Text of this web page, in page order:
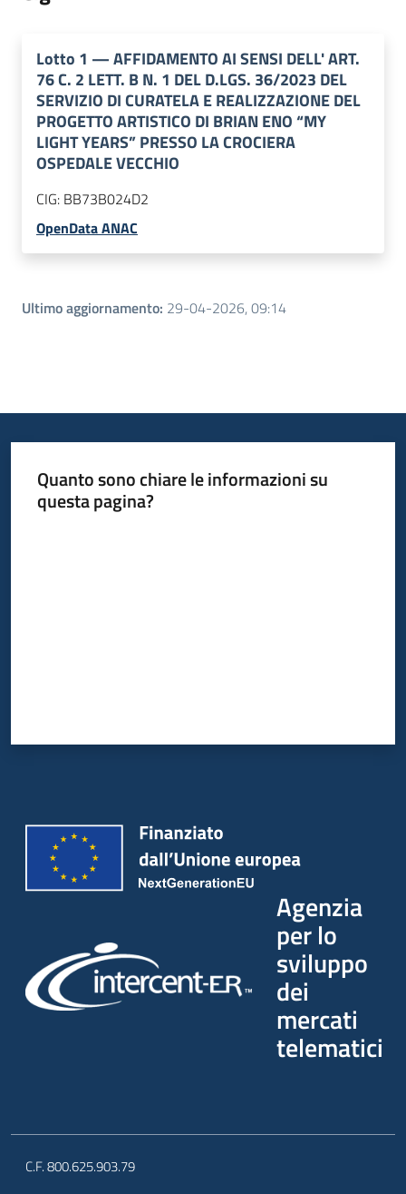
Lotto 1 —AFFIDAMENTO AI SENSI DELL' ART.
76 C. 2 LETT. B N. 1 DEL D.LGS. 36/2023 DEL
SERVIZIO DI CURATELA E REALIZZAZIONE DEL
PROGETTO ARTISTICO DI BRIAN ENO “MY
LIGHT YEARS” PRESSO LA CROCIERA
OSPEDALE VECCHIO
CIG: BB73B024D2
OpenData ANAC
Ultimo aggiornamento: 29-04-2026, 09:14
Quanto sono chiare le informazioni su
questa pagina?
Agenzia
per lo
sviluppo
dei
mercati
telematici
C.F. 800.625.903.79